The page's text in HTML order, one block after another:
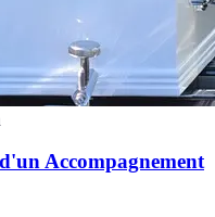
Accompagnement